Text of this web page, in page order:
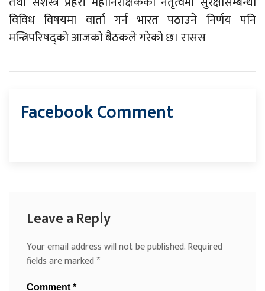
विविध विषयमा वार्ता गर्न भारत पठाउने निर्णय पनि
मन्त्रिपरिषद्को आजको बैठकले गरेको छ। रासस
Facebook Comment
Leave a Reply
Your email address will not be published.Required
fields are marked*
Comment *